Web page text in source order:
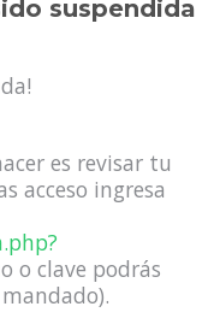
suspendida
es revisar tu
acceso ingresa
o clave podrás